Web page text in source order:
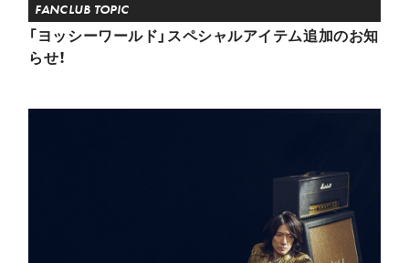
FANCLUB TOPIC
「ヨッシーワールド」スペシャルアイテム追加のお知
らせ！